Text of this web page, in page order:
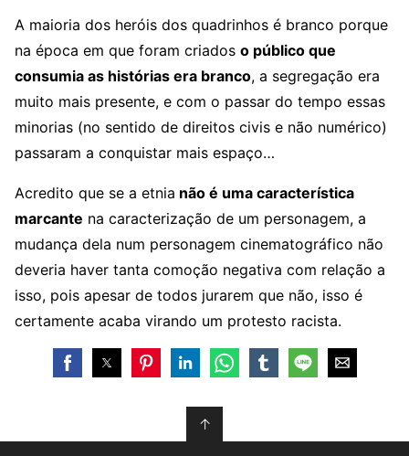
A maioria dos heróis dos quadrinhos é branco porque
na época em que foram criados o público que
consumia as histórias era branco, a segregação era
muito mais presente, e com o passar do tempo essas
minorias (no sentido de direitos civis e não numérico)
passaram a conquistar mais espaço…
Acredito que se a etnia não é uma característica
marcante na caracterização de um personagem, a
mudança dela num personagem cinematográfico não
deveria haver tanta comoção negativa com relação a
isso, pois apesar de todos jurarem que não, isso é
certamente acaba virando um protesto racista.
↑